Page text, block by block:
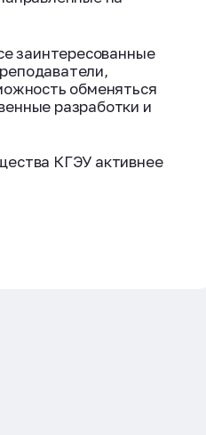
заинтересованные
обменяться
разработки и
КГЭУ активнее